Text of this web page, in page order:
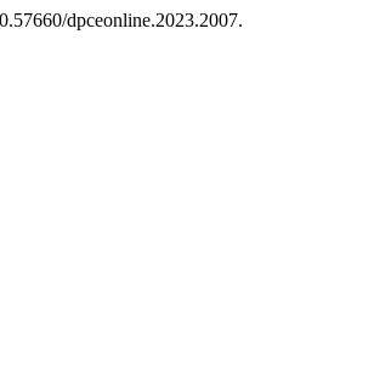
dpceonline.2023.2007.